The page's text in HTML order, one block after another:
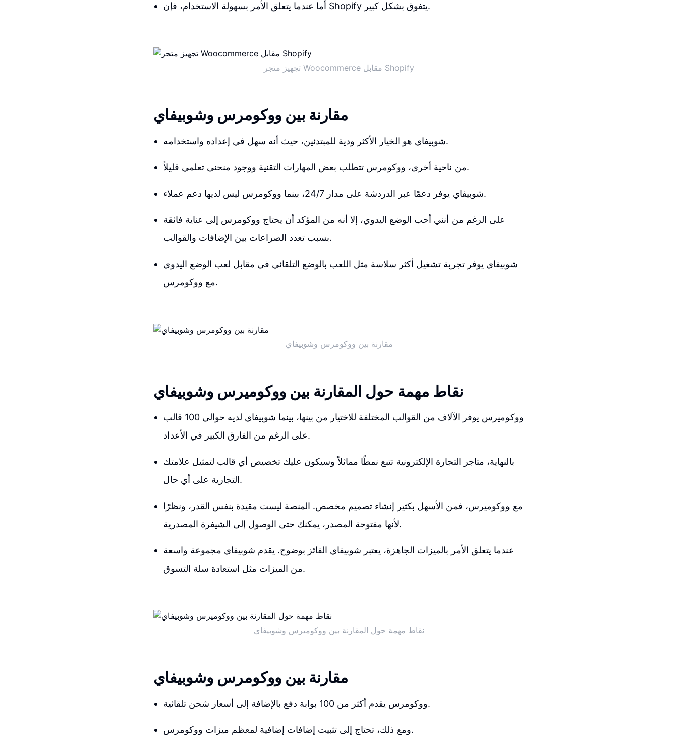
أما عندما يتعلق الأمر بسهولة الاستخدام، فإن Shopify يتفوق بشكل كبير.
تجهيز متجر Woocommerce مقابل Shopify
مقارنة بين ووكومرس وشوبيفاي
شوبيفاي هو الخيار الأكثر ودية للمبتدئين، حيث أنه سهل في إعداده واستخدامه.
من ناحية أخرى، ووكومرس تتطلب بعض المهارات التقنية ووجود منحنى تعلمي قليلاً.
شوبيفاي يوفر دعمًا عبر الدردشة على مدار 24/7، بينما ووكومرس ليس لديها دعم عملاء.
على الرغم من أنني أحب الوضع اليدوي، إلا أنه من المؤكد أن يحتاج ووكومرس إلى عناية فائقة
بسبب تعدد الصراعات بين الإضافات والقوالب.
شوبيفاي يوفر تجربة تشغيل أكثر سلاسة مثل اللعب بالوضع التلقائي في مقابل لعب الوضع اليدوي
مع ووكومرس.
مقارنة بين ووكومرس وشوبيفاي
نقاط مهمة حول المقارنة بين ووكوميرس وشوبيفاي
ووكوميرس يوفر الآلاف من القوالب المختلفة للاختيار من بينها، بينما شوبيفاي لديه حوالي 100 قالب
على الرغم من الفارق الكبير في الأعداد.
بالنهاية، متاجر التجارة الإلكترونية تتبع نمطًا مماثلاً وسيكون عليك تخصيص أي قالب لتمثيل علامتك
التجارية على أي حال.
مع ووكوميرس، فمن الأسهل بكثير إنشاء تصميم مخصص. المنصة ليست مقيدة بنفس القدر، ونظرًا
لأنها مفتوحة المصدر، يمكنك حتى الوصول إلى الشيفرة المصدرية.
عندما يتعلق الأمر بالميزات الجاهزة، يعتبر شوبيفاي الفائز بوضوح. يقدم شوبيفاي مجموعة واسعة
من الميزات مثل استعادة سلة التسوق.
نقاط مهمة حول المقارنة بين ووكوميرس وشوبيفاي
مقارنة بين ووكومرس وشوبيفاي
ووكومرس يقدم أكثر من 100 بوابة دفع بالإضافة إلى أسعار شحن تلقائية.
ومع ذلك، تحتاج إلى تثبيت إضافات إضافية لمعظم ميزات ووكومرس.